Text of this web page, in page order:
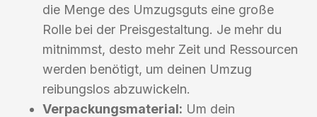
die Menge des Umzugsguts eine große
Rolle bei der Preisgestaltung. Je mehr du
mitnimmst, desto mehr Zeit und Ressourcen
werden benötigt, um deinen Umzug
reibungslos abzuwickeln.
Verpackungsmaterial: Um dein